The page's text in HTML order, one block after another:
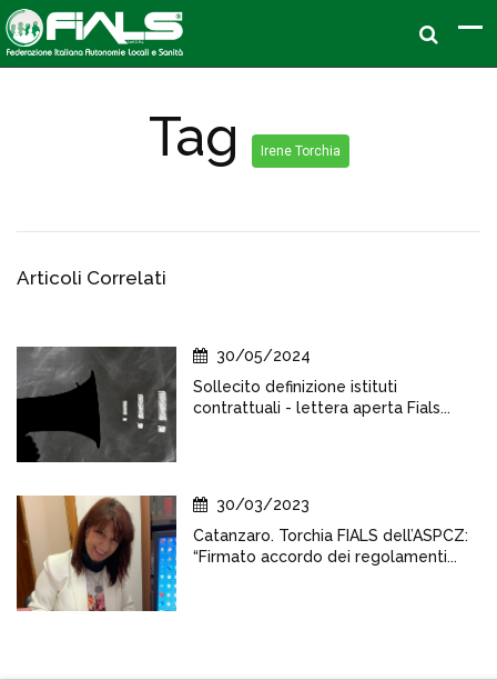
Tag Irene Torchia
Articoli Correlati
30/05/2024
Sollecito definizione istituti
contrattuali - lettera aperta Fials...
30/03/2023
Catanzaro. Torchia FIALS dell’ASPCZ:
“Firmato accordo dei regolamenti...